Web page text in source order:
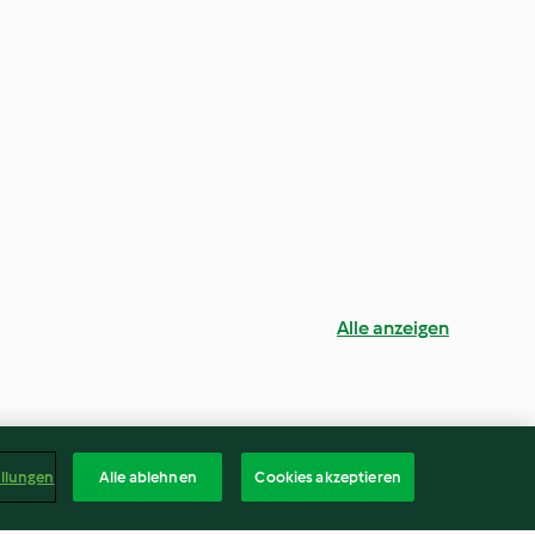
Alle anzeigen
Alle ablehnen Cookies akzeptieren